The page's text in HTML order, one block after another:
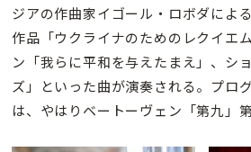
ジアの作曲家イゴール・ロボダによ
作品「ウクライナのためのレクイエ
ン「我らに平和を与えたまえ」、シ
ズ」といった曲が演奏される。プロ
は、やはりベートーヴェン「第九」第